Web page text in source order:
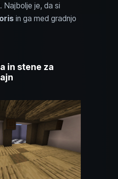
Najbolje je, da si
in ga med gradnjo
in stene za